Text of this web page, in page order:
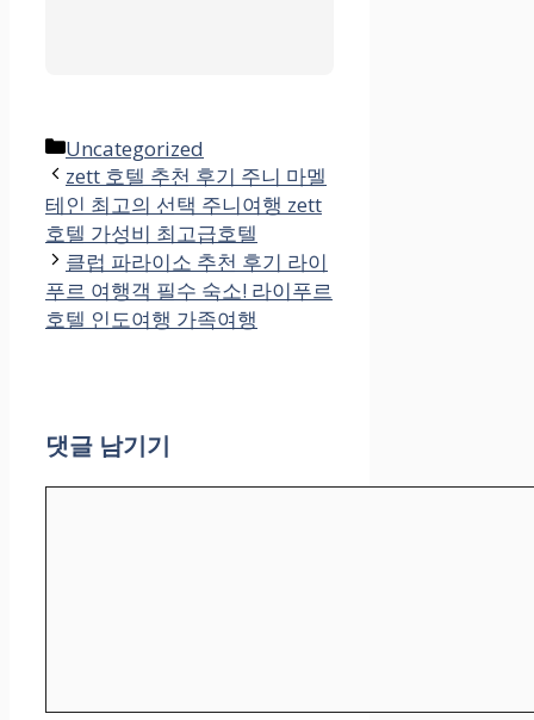
카
테
고
리
Uncategorized
zett 호텔 추천 후기 주니 마멜
테인 최고의 선택 주니여행 zett
호텔 가성비 최고급호텔
클럽 파라이소 추천 후기 라이
푸르 여행객 필수 숙소! 라이푸르
호텔 인도여행 가족여행
댓글 남기기